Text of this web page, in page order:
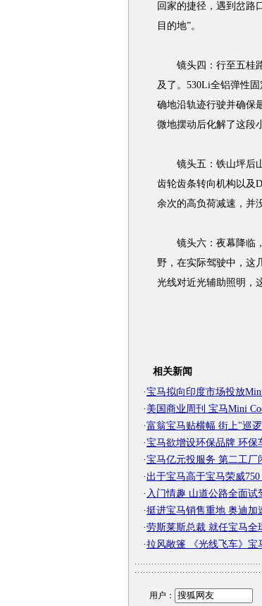
回家的捷径，遇到岔路
目的地”。
镜头四：行至五桂路
及了。530Li全铝弹性
确地沿轨迹行驶并确保
微地摆动后化解了这段
镜头五：铁山坪后山
齿轮齿条转向机构以及
余次的高负荷减速，并
镜头六：夜幕降临，
野，在实际驾驶中，这
光线对近光辅助照明，
相关新闻
·宝马拟向印度市场投放
· 美国商业周刊 宝马Mini
·富翁宝马贴横幅 街上"巡
·宝马欲增设环保品牌 环保
·宝马亿元投服务 第二工厂
·出于宝马高于宝马荣威
· 入门情趣 山道公路全面试
·挺进宝马销售重地 奥迪加
·劳斯莱斯总裁 就任宝马全
·拉风敞篷 《光线飞车》宝
用户：